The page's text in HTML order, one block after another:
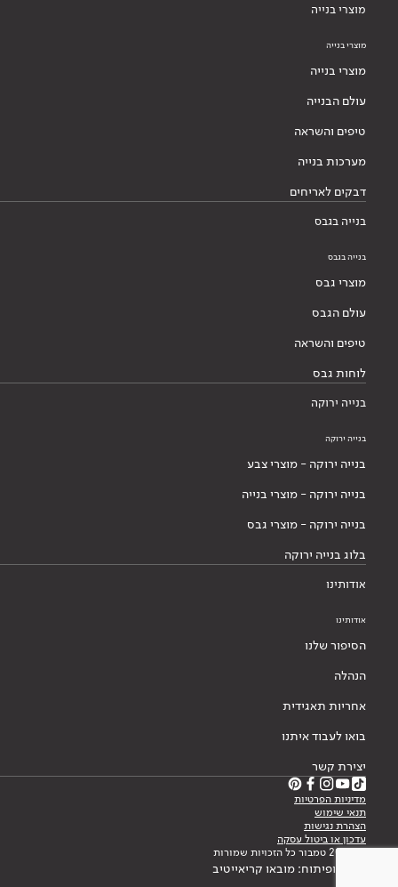
מוצרי בנייה
מוצרי בנייה
מוצרי בנייה
עולם הבנייה
טיפים והשראה
מערכות בנייה
דבקים לאריחים
בנייה בגבס
בנייה בגבס
מוצרי גבס
עולם הגבס
טיפים והשראה
לוחות גבס
בנייה ירוקה
בנייה ירוקה
בנייה ירוקה - מוצרי צבע
בנייה ירוקה - מוצרי בנייה
בנייה ירוקה - מוצרי גבס
בלוג בנייה ירוקה
אודותינו
אודותינו
הסיפור שלנו
הנהלה
אחריות תאגידית
בואו לעבוד איתנו
יצירת קשר
מדיניות הפרטיות
תנאי שימוש
הצהרת נגישות
עדכון או ביטול עסקה
© 2026 טמבור כל הזכויות שמורות
עיצוב ופיתוח: מובאו קריאייטיב